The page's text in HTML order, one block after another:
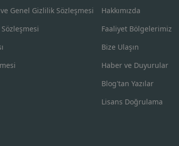
Genel Gizlilik Sözleşmesi
Hakkımızda
Faaliyet Bölgelerimiz
Bize Ulaşın
Haber ve Duyurular
Blog'tan Yazılar
Lisans Doğrulama